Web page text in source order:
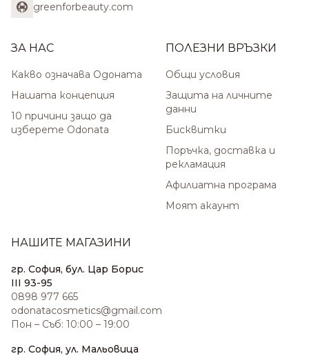
greenforbeauty.com
ЗА НАС
Какво означава Одоната
Нашата концепция
10 причини защо да
изберете Odonata
ПОЛЕЗНИ ВРЪЗКИ
Общи условия
Защита на личните
данни
Бисквитки
Поръчка, доставка и
рекламация
Афилиатна програма
Моят акаунт
НАШИТЕ МАГАЗИНИ
гр. София, бул. Цар Борис
III 93-95
0898 977 665
odonatacosmetics@gmail.com
Пон – Съб: 10:00 – 19:00
гр. София, ул. Мальовица